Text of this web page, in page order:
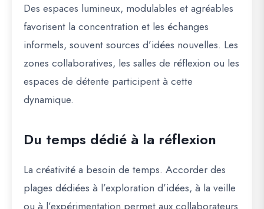
Des espaces lumineux, modulables et agréables
favorisent la concentration et les échanges
informels, souvent sources d’idées nouvelles. Les
zones collaboratives, les salles de réflexion ou les
espaces de détente participent à cette
dynamique.
Du temps dédié à la réflexion
La créativité a besoin de temps. Accorder des
plages dédiées à l’exploration d’idées, à la veille